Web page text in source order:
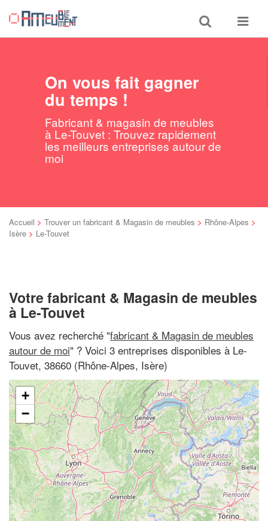
Toggle
search
Toggle
On vous fait gagner
du temps !
Fabricant & magasin de meubles
à Le-Touvet : Trouvez rapidement
les meilleurs entreprises autour de
moi
Accueil > Trouver un fabricant & Magasin de meubles > Rhône-Alpes >
Isère > Le-Touvet
Votre fabricant & Magasin de meubles
à Le-Touvet
Vous avez recherché "fabricant & Magasin de meubles
autour de moi" ? Voici 3 entreprises disponibles à Le-
Touvet, 38660 (Rhône-Alpes, Isère)
+
−